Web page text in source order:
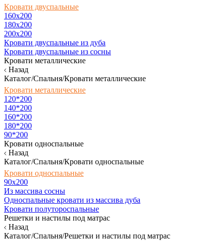
Кровати двуспальные
160х200
180x200
200x200
Кровати двуспальные из дуба
Кровати двуспальные из сосны
Кровати металлические
Назад
Каталог/Спальня/Кровати металлические
Кровати металлические
120*200
140*200
160*200
180*200
90*200
Кровати односпальные
Назад
Каталог/Спальня/Кровати односпальные
Кровати односпальные
90х200
Из массива сосны
Односпальные кровати из массива дуба
Кровати полутороспальные
Решетки и настилы под матрас
Назад
Каталог/Спальня/Решетки и настилы под матрас